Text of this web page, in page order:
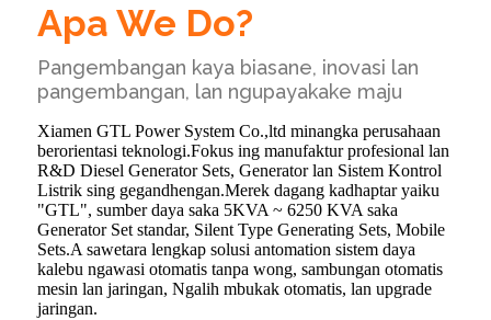
Apa We Do?
Pangembangan kaya biasane, inovasi lan
pangembangan, lan ngupayakake maju
Xiamen GTL Power System Co.,ltd minangka perusahaan
berorientasi teknologi.Fokus ing manufaktur profesional lan
R&D Diesel Generator Sets, Generator lan Sistem Kontrol
Listrik sing gegandhengan.Merek dagang kadhaptar yaiku
"GTL", sumber daya saka 5KVA ~ 6250 KVA saka
Generator Set standar, Silent Type Generating Sets, Mobile
Sets.A sawetara lengkap solusi antomation sistem daya
kalebu ngawasi otomatis tanpa wong, sambungan otomatis
mesin lan jaringan, Ngalih mbukak otomatis, lan upgrade
jaringan.